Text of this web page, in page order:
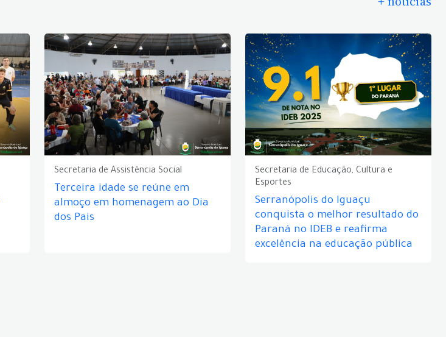
Secretaria de Assistência Social
Terceira idade se reúne em
almoço em homenagem ao Dia
dos Pais
Secretaria de Educação, Cultura e
Esportes
Serranópolis do Iguaçu
conquista o melhor resultado do
Paraná no IDEB e reafirma
excelência na educação pública